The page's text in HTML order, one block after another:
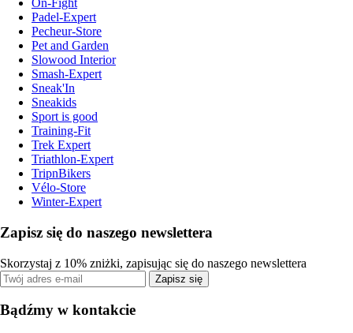
On-Fight
Padel-Expert
Pecheur-Store
Pet and Garden
Slowood Interior
Smash-Expert
Sneak'In
Sneakids
Sport is good
Training-Fit
Trek Expert
Triathlon-Expert
TripnBikers
Vélo-Store
Winter-Expert
Zapisz się do naszego newslettera
Skorzystaj z 10% zniżki, zapisując się do naszego newslettera
Zapisz się
Bądźmy w kontakcie